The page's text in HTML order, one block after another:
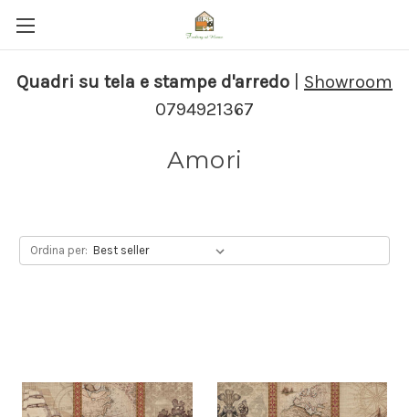
Quadri su tela e stampe d'arredo
Showroom
0794921367
Amori
Ordina per: